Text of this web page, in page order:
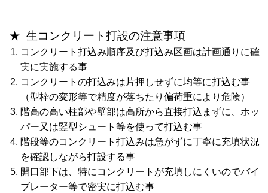
★ 生コンクリート打設の注意事項
コンクリート打込み順序及び打込み区画は計画通りに確
実に実施する事
コンクリートの打込みは片押しせずに均等に打込む事
（型枠の変形等で精度が落ちたり偏荷重により危険）
階高の高い柱部や壁部は高所から直接打込まずに、ホッ
パー又は竪型シュート等を使って打込む事
階段等のコンクリート打込みは急がずに丁寧に充填状況
を確認しながら打設する事
開口部下は、特にコンクリートが充填しにくいのでバイ
ブレーター等で密実に打込む事